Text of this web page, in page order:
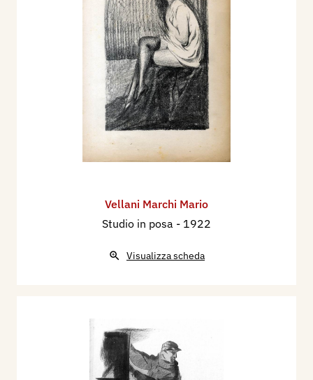
Fascista Belle Arti di Lombardia al Palazzo della
Permanente di Milano con i dipinti: Squero
buranello, Frutti di laguna, La valletta dei salici.
Nel 1934 partecipa alla XIX Esposizione
Internazionale d'Arte della Città di Venezia, con i
dipinti: San Giovannino, L'orto grande a Burano,
Autunno a Mazzorbo, Modella col libro,
Pescatorello, Natura morta, Paesaggio di
Nel 1936 partecipa alla XX Esposizione
Mostra di Disegni, e 5 dipinti
dipinto e 2 incisioni
Nel 1940 partecipa alla XXII Esposizione
Internazionale d'Arte della Città di Venezia, con
Vellani Marchi Mario
Studio in posa - 1922
Visualizza scheda